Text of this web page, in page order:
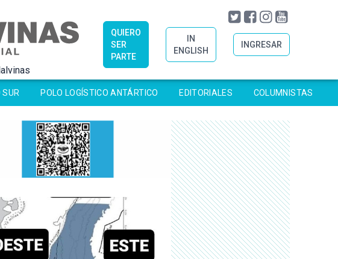
QUIERO
SER
PARTE
IN
ENGLISH
INGRESAR
POLO LOGÍSTICO ANTÁRTICO EDITORIALES COLUMNISTAS